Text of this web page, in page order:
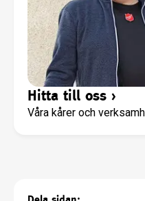
Hitta till oss ›
Våra kårer och